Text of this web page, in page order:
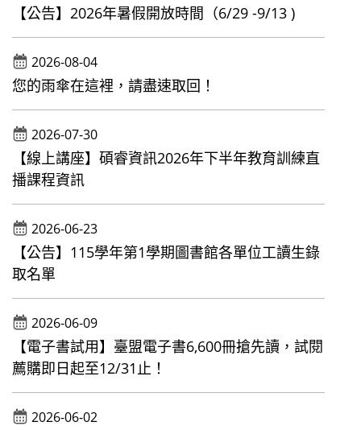
【公告】2026年暑假開放時間（6/29 -9/13 )
2026-08-04
您的雨傘在這裡，請盡速取回！
2026-07-30
【線上講座】碩睿資訊2026年下半年教育訓練直
播課程資訊
2026-06-23
【公告】115學年第1學期圖書館各單位工讀生錄
取名單
2026-06-09
【電子書試用】臺盟電子書6,600冊搶先讀，試閱
薦購即日起至12/31止！
2026-06-02